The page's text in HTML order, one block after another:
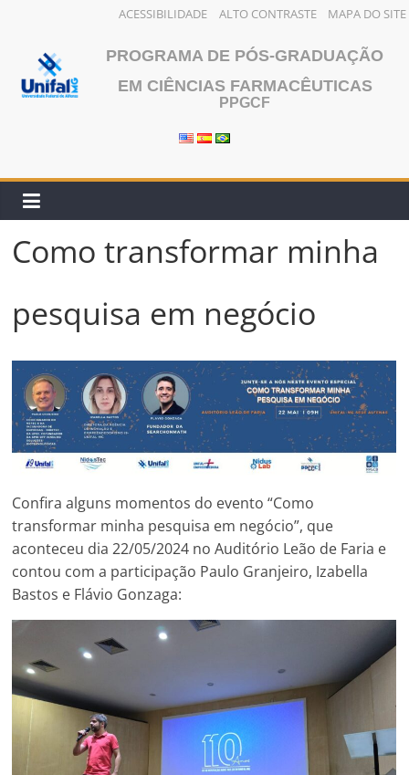
ACESSIBILIDADE ALTO CONTRASTE MAPA DO SITE
PROGRAMA DE PÓS-GRADUAÇÃO
EM CIÊNCIAS FARMACÊUTICAS
PPGCF
Como transformar minha
pesquisa em negócio
Confira alguns momentos do evento “Como
transformar minha pesquisa em negócio”, que
aconteceu dia 22/05/2024 no Auditório Leão de Faria e
contou com a participação Paulo Granjeiro, Izabella
Bastos e Flávio Gonzaga: